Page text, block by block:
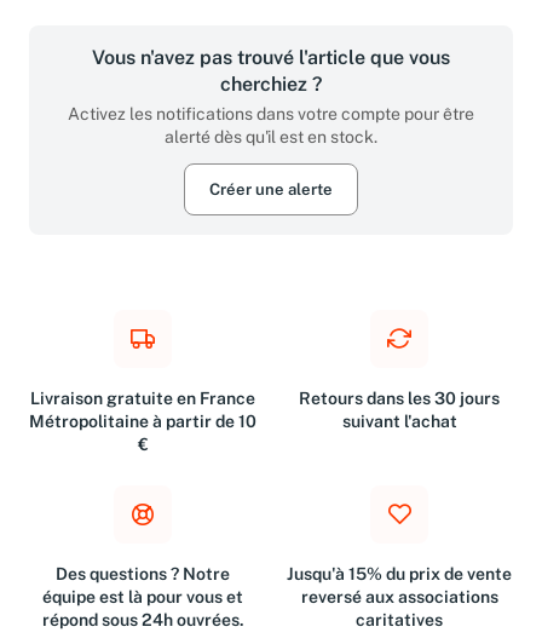
Vous n'avez pas trouvé l'article que vous
cherchiez ?
Activez les notifications dans votre compte pour être
alerté dès qu'il est en stock.
Créer une alerte
Livraison gratuite en France
Métropolitaine à partir de 10
€
Retours dans les 30 jours
suivant l'achat
Des questions ? Notre
équipe est là pour vous et
répond sous 24h ouvrées.
Jusqu'à 15% du prix de vente
reversé aux associations
caritatives